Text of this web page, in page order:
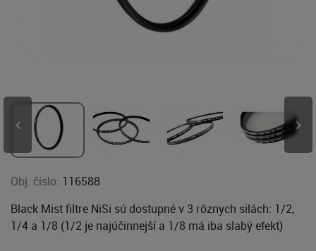
Obj. čislo: 116588
Black Mist filtre NiSi sú dostupné v 3 rôznych silách: 1/2,
1/4 a 1/8 (1/2 je najúčinnejší a 1/8 má iba slabý efekt)